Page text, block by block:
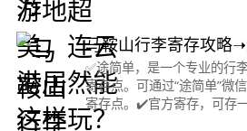
❗️&nbsp;🚇交通：
马鞍山行李寄存攻略
台）在线查询寄存点
✅途简单，是一个专业的行
寄存点。可通过“途简单”微
寄存点。✔️官方寄存，可存
马鞍山东站附近最近的寄存点